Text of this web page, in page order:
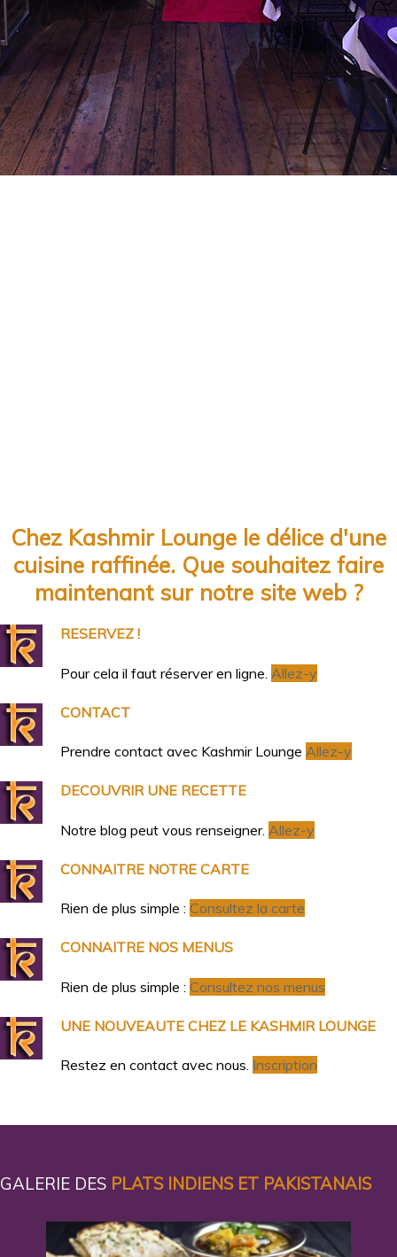
Chez Kashmir Lounge le délice d'une
cuisine raffinée. Que souhaitez faire
maintenant sur notre site web ?
RESERVEZ !
Pour cela il faut réserver en ligne. Allez-y
CONTACT
Prendre contact avec Kashmir Lounge Allez-y
DECOUVRIR UNE RECETTE
Notre blog peut vous renseigner. Allez-y
CONNAITRE NOTRE CARTE
Rien de plus simple : Consultez la carte
CONNAITRE NOS MENUS
Rien de plus simple : Consultez nos menus
UNE NOUVEAUTE CHEZ LE KASHMIR LOUNGE
Restez en contact avec nous. Inscription
GALERIE DES PLATS INDIENS ET PAKISTANAIS